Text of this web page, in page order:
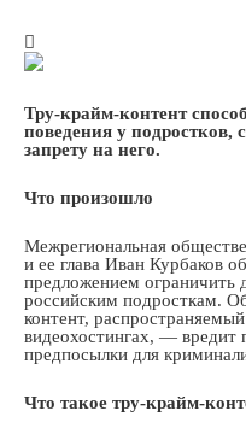
Тру-крайм-контент
поведения у
запрету на него.
Что произошло
Межрегиональная
и ее глава Иван Курбаков
предложением ограничить
российским подросткам.
контент,
видеохостингах, — вредит
предпосылки для
Что такое тру-крайм-